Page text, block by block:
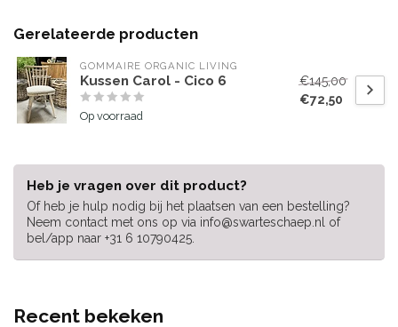
Gerelateerde producten
GOMMAIRE ORGANIC LIVING
Kussen Carol - Cico 6
Op voorraad
€145,00
€72,50
Heb je vragen over dit product?
Of heb je hulp nodig bij het plaatsen van een bestelling?
Neem contact met ons op via info@swarteschaep.nl of
bel/app naar +31 6 10790425.
Recent bekeken